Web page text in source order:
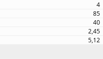
4
85
40
2,45
5,12